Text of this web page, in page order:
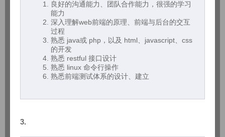
良好的沟通能力、团队合作能力，很强的学习
能力
深入理解web前端的原理、前端与后台的交互
过程
熟悉 java或 php，以及 html、javascript、css
的开发
熟悉 restful 接口设计
熟悉 linux 命令行操作
熟悉前端测试体系的设计、建立
3.